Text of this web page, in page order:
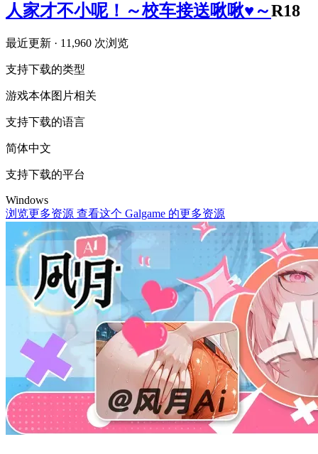
人家才不小呢！～校车接送啾啾♥～R18
最近更新 · 11,960 次浏览
支持下载的类型
游戏本体图片相关
支持下载的语言
简体中文
支持下载的平台
Windows
浏览更多资源 查看这个 Galgame 的更多资源